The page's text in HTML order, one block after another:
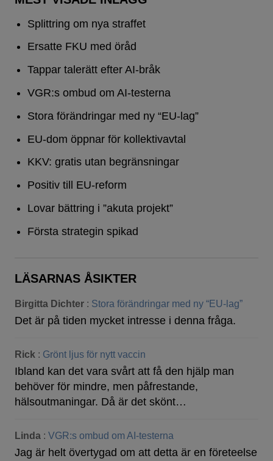
Splittring om nya straffet
Ersatte FKU med öråd
Tappar talerätt efter AI-bråk
VGR:s ombud om AI-testerna
Stora förändringar med ny “EU-lag”
EU-dom öppnar för kollektivavtal
KKV: gratis utan begränsningar
Positiv till EU-reform
Lovar bättring i ”akuta projekt”
Första strategin spikad
LÄSARNAS ÅSIKTER
Birgitta Dichter : Stora förändringar med ny “EU-lag”
Det är på tiden mycket intresse i denna fråga.
Rick : Grönt ljus för nytt vaccin
Ibland kan det vara svårt att få den hjälp man
behöver för mindre, men påfrestande,
hälsoutmaningar. Då är det skönt…
Linda : VGR:s ombud om AI-testerna
Jag är helt övertygad om att detta är en företeelse